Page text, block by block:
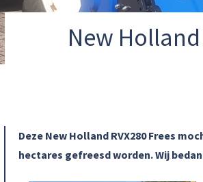
New
Deze New Holland RVX280 Frees
hectares gefreesd worden. Wij